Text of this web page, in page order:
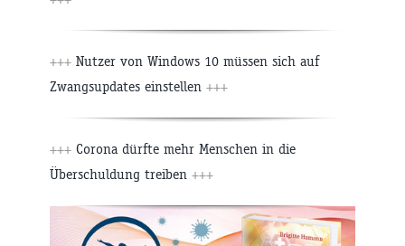
+++ Nutzer von Windows 10 müssen sich auf
Zwangsupdates einstellen +++
+++ Corona dürfte mehr Menschen in die
Überschuldung treiben +++